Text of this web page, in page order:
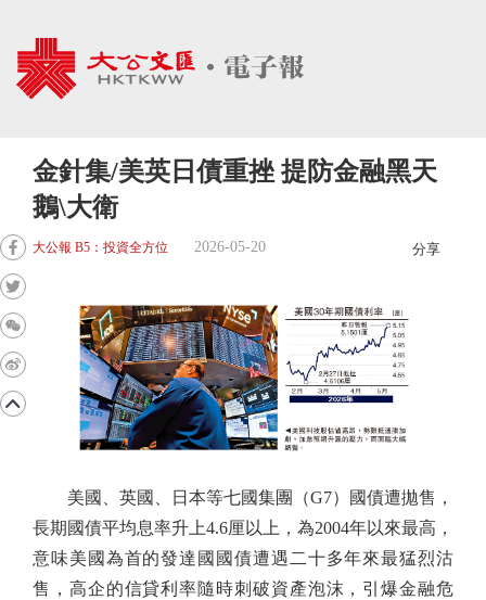
金針集/美英日債重挫 提防金融黑天
鵝\大衛
大公報 B5：投資全方位 2026-05-20 分享
美國、英國、日本等七國集團（G7）國債遭拋售，
長期國債平均息率升上4.6厘以上，為2004年以來最高，
意味美國為首的發達國國債遭遇二十多年來最猛烈沽
售，高企的信貸利率隨時刺破資產泡沫，引爆金融危